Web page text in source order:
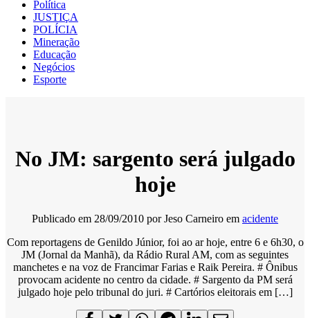
Política
JUSTIÇA
POLÍCIA
Mineração
Educação
Negócios
Esporte
No JM: sargento será julgado
hoje
Publicado em 28/09/2010 porJeso Carneiro em acidente
Com reportagens de Genildo Júnior, foi ao ar hoje, entre 6 e 6h30, o
JM (Jornal da Manhã), da Rádio Rural AM, com as seguintes
manchetes e na voz de Francimar Farias e Raik Pereira. # Ônibus
provocam acidente no centro da cidade. # Sargento da PM será
julgado hoje pelo tribunal do juri. # Cartórios eleitorais em […]